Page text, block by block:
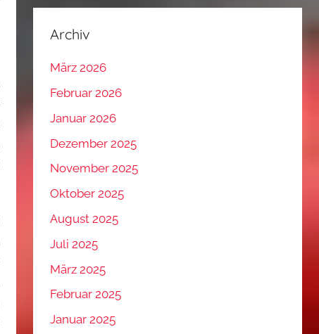
Archiv
März 2026
Februar 2026
Januar 2026
Dezember 2025
November 2025
Oktober 2025
August 2025
Juli 2025
März 2025
Februar 2025
Januar 2025